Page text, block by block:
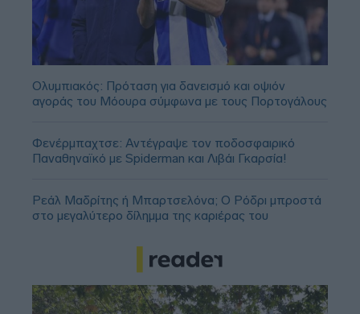
Ολυμπιακός: Πρόταση για δανεισμό και οψιόν
αγοράς του Μόουρα σύμφωνα με τους Πορτογάλους
Φενέρμπαχτσε: Αντέγραψε τον ποδοσφαιρικό
Παναθηναϊκό με Spiderman και Λιβάι Γκαρσία!
Ρεάλ Μαδρίτης ή Μπαρτσελόνα; Ο Ρόδρι μπροστά
στο μεγαλύτερο δίλημμα της καριέρας του